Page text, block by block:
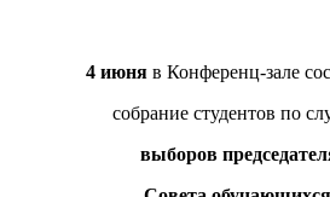
4 июняв Конференц-зале
собрание студентов по
выборов